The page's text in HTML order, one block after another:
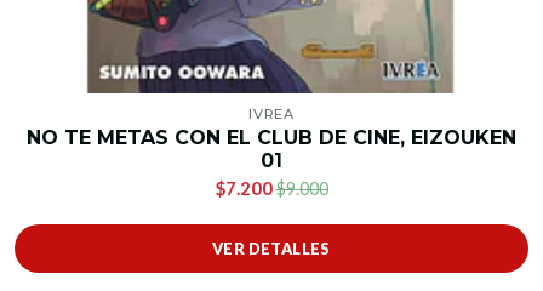
IVREA
NO TE METAS CON EL CLUB DE CINE, EIZOUKEN
01
$7.200$9.000
VER DETALLES